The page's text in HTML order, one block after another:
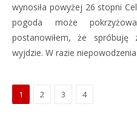
wynosiła powyżej 26 stopni
pogoda może
postanowiłem, że
wyjdzie. W razie
1 2 3 4